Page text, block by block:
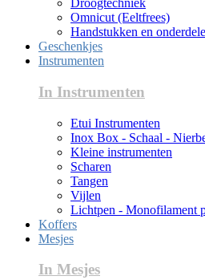
Droogtechniek
Omnicut (Eeltfrees)
Handstukken en
Geschenkjes
Instrumenten
In Instrumenten
Etui Instrumenten
Inox Box - Schaal -
Kleine instrumenten
Scharen
Tangen
Vijlen
Lichtpen - Monofilament
Koffers
Mesjes
In Mesjes